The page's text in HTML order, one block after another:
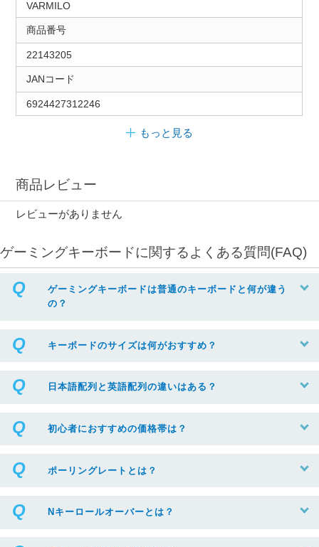
VARMILO
商品番号
22143205
JANコード
6924427312246
もっと見る
商品レビュー
レビューがありません
ゲーミングキーボードに関するよくある質問(FAQ)
ゲーミングキーボードは普通のキーボードと何が違う
の？
キーボードのサイズは何がおすすめ？
日本語配列と英語配列の違いはある？
初心者におすすめの価格帯は？
ポーリングレートとは？
Nキーロールオーバーとは？